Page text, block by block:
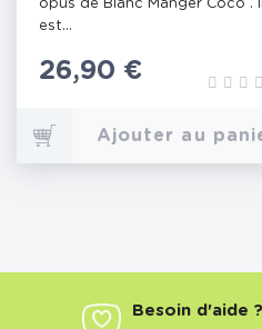
opus de Blanc Manger Coco . Il
est...
Prix
26,90 €
Ajouter au
Besoin d'aide ?